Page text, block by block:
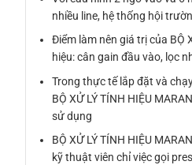
nhiều line, hệ thống hội
Điểm làm nên giá trị của BỘ
hiệu: cân gain đầu vào, lọc
Trong thực tế lắp đặt và
BỘ XỬ LÝ TÍNH HIỆU
sử dụng
BỘ XỬ LÝ TÍNH HIỆU
kỹ thuật viên chỉ việc gọi